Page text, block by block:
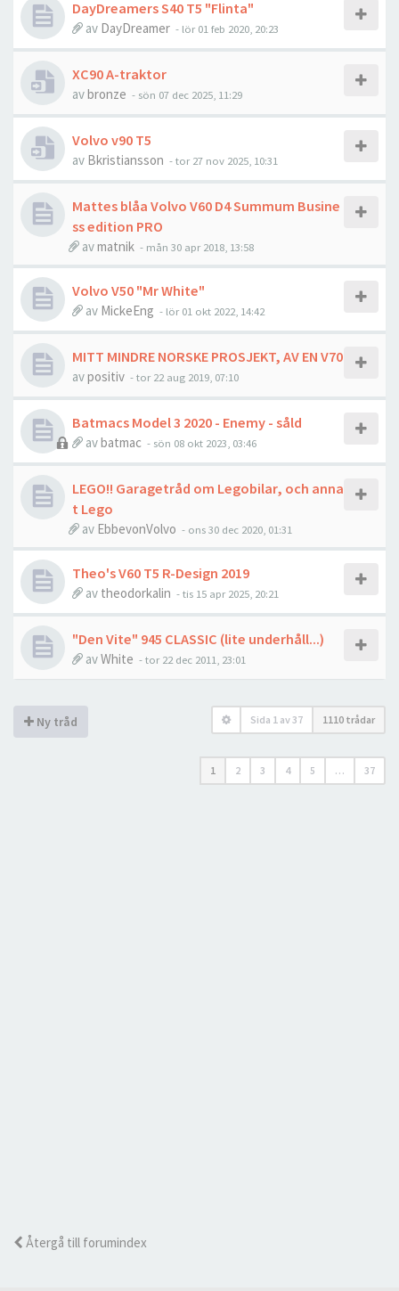
DayDreamers S40 T5 "Flinta"
av DayDreamer - lör 01 feb 2020, 20:23
XC90 A-traktor
avbronze - sön 07 dec 2025, 11:29
Volvo v90 T5
av Bkristiansson - tor 27 nov 2025, 10:31
Mattes blåa Volvo V60 D4 Summum Busine
ss edition PRO
avmatnik - mån 30 apr 2018, 13:58
Volvo V50 "Mr White"
av MickeEng - lör 01 okt 2022, 14:42
MITT MINDRE NORSKE PROSJEKT, AV EN V70
avpositiv - tor 22 aug 2019, 07:10
Batmacs Model 3 2020 - Enemy - såld
avbatmac - sön 08 okt 2023, 03:46
LEGO!! Garagetråd om Legobilar, och anna
t Lego
av EbbevonVolvo - ons 30 dec 2020, 01:31
Theo's V60 T5 R-Design 2019
av theodorkalin - tis 15 apr 2025, 20:21
"Den Vite" 945 CLASSIC (lite underhåll...)
avWhite - tor 22 dec 2011, 23:01
Ny tråd Sida 1 av37 1110 trådar
1 2 3 4 5 … 37
Återgå till forumindex